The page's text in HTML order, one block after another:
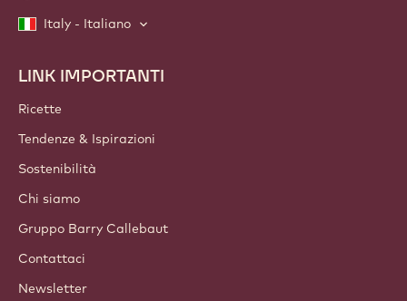
Italy - Italiano
Footer
Callebaut
LINK IMPORTANTI
Ricette
Tendenze & Ispirazioni
Sostenibilità
Chi siamo
Gruppo Barry Callebaut
Contattaci
Newsletter